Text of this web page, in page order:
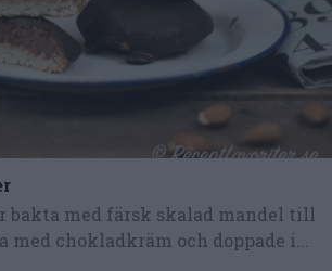
bakta med färsk skalad mandel till
chokladkräm och doppade i...